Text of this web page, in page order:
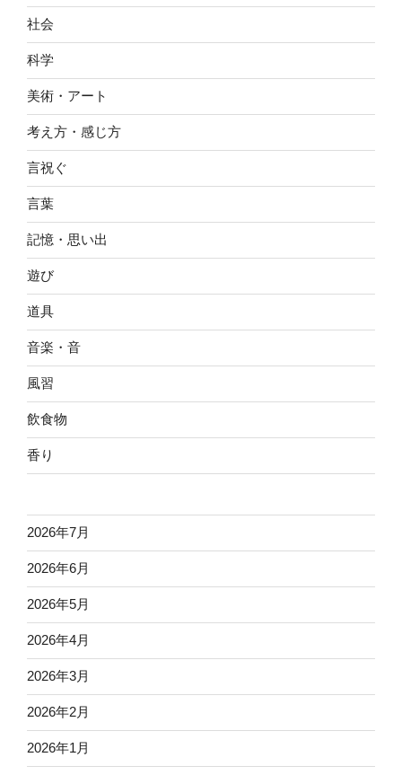
社会
科学
美術・アート
考え方・感じ方
言祝ぐ
言葉
記憶・思い出
遊び
道具
音楽・音
風習
飲食物
香り
2026年7月
2026年6月
2026年5月
2026年4月
2026年3月
2026年2月
2026年1月